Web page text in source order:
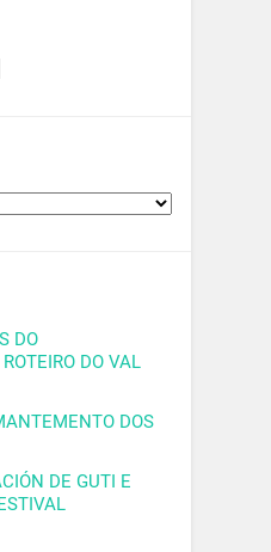
DO
DO VAL
DOS
DE GUTI E